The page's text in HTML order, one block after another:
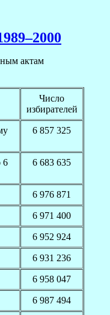
актам
Число
избирателей
6 857 325
6
6 683 635
6 976 871
6 971 400
6 952 924
6 931 236
6 958 047
6 987 494